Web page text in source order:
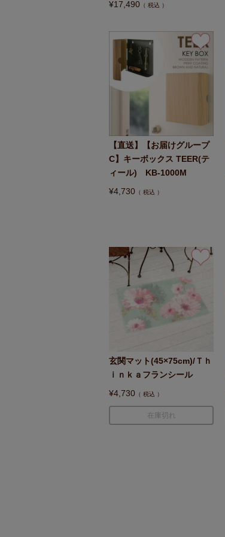
¥17,490 税込
【直送】【お届けグループ
C】キーボックス TEER(テ
ィール) KB-1000M
¥4,730 税込
玄関マット(45×75cm)/Ｔｈ
ｉｎｋａフランシール
¥4,730 税込
在庫切れ